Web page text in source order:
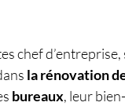
chef d’entreprise,
la rénovation
bureaux, leur